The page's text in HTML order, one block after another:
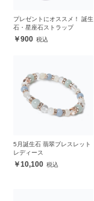
プレゼントにオススメ！ 誕生
石・星座石ストラップ
900
5月誕生石 翡翠ブレスレット
レディース
10,100